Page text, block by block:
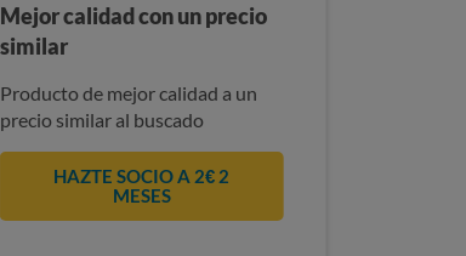
Mejor calidad con un precio
similar
Producto de mejor calidad a un
precio similar al buscado
HAZTE SOCIO A 2€ 2
MESES